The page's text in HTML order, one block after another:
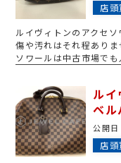
店頭
ルイヴィトンのアクセ
傷や汚れはそれ程あり
ソワールは中古市場でも
ル
ベル
公開日
店頭